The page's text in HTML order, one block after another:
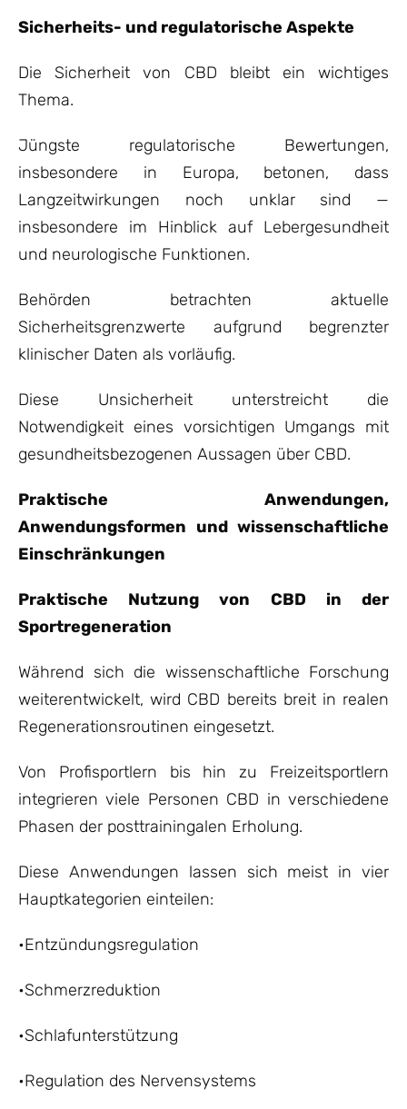
Sicherheits- und regulatorische Aspekte
Die Sicherheit von CBD bleibt ein wichtiges
Thema.
Jüngste regulatorische Bewertungen,
insbesondere in Europa, betonen, dass
Langzeitwirkungen noch unklar sind —
insbesondere im Hinblick auf Lebergesundheit
und neurologische Funktionen.
Behörden betrachten aktuelle
Sicherheitsgrenzwerte aufgrund begrenzter
klinischer Daten als vorläufig.
Diese Unsicherheit unterstreicht die
Notwendigkeit eines vorsichtigen Umgangs mit
gesundheitsbezogenen Aussagen über CBD.
Praktische Anwendungen,
Anwendungsformen und wissenschaftliche
Einschränkungen
Praktische Nutzung von CBD in der
Sportregeneration
Während sich die wissenschaftliche Forschung
weiterentwickelt, wird CBD bereits breit in realen
Regenerationsroutinen eingesetzt.
Von Profisportlern bis hin zu Freizeitsportlern
integrieren viele Personen CBD in verschiedene
Phasen der posttrainingalen Erholung.
Diese Anwendungen lassen sich meist in vier
Hauptkategorien einteilen:
•Entzündungsregulation
•Schmerzreduktion
•Schlafunterstützung
•Regulation des Nervensystems